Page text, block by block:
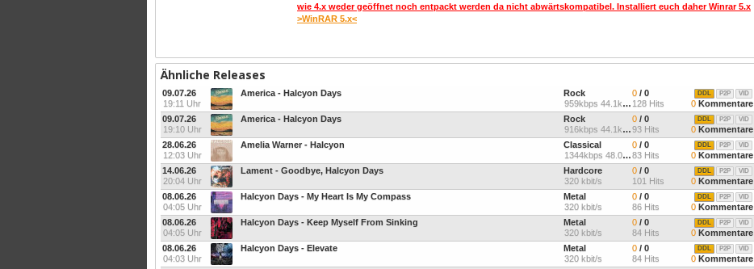
wie 4.x weder geöffnet noch entpackt werden da nicht abwärtskompatibel. Installiert euch daher Winrar 5.x
>WinRAR 5.x<
Ähnliche Releases
09.07.26
19:11 Uhr
America - Halcyon Days
Rock
959kbps 44.1kHz
0 / 0
128 Hits
VID
P2P
DDL
0 Kommentare
09.07.26
19:10 Uhr
America - Halcyon Days
Rock
916kbps 44.1kHz
0 / 0
93 Hits
VID
P2P
DDL
0 Kommentare
28.06.26
12:03 Uhr
Amelia Warner - Halcyon
Classical
1344kbps 48.0kHz
0 / 0
83 Hits
VID
P2P
DDL
0 Kommentare
14.06.26
20:04 Uhr
Lament - Goodbye, Halcyon Days
Hardcore
320 kbit/s
0 / 0
101 Hits
VID
P2P
DDL
0 Kommentare
08.06.26
04:05 Uhr
Halcyon Days - My Heart Is My Compass
Metal
320 kbit/s
0 / 0
86 Hits
VID
P2P
DDL
0 Kommentare
08.06.26
04:05 Uhr
Halcyon Days - Keep Myself From Sinking
Metal
320 kbit/s
0 / 0
84 Hits
VID
P2P
DDL
0 Kommentare
08.06.26
04:03 Uhr
Halcyon Days - Elevate
Metal
320 kbit/s
0 / 0
84 Hits
VID
P2P
DDL
0 Kommentare